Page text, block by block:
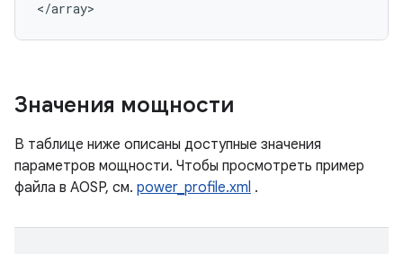
Значения мощности
В таблице ниже описаны доступные значения
параметров мощности. Чтобы просмотреть пример
файла в AOSP, см. power_profile.xml .